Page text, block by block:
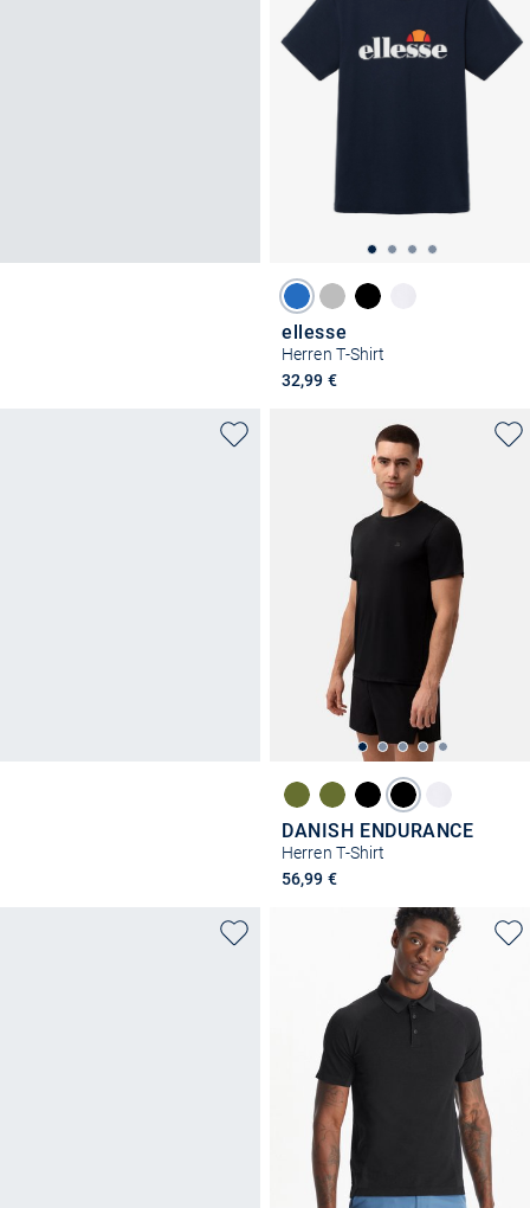
ellesse
Herren T-Shirt
32,99 €
DANISH ENDURANCE
Herren T-Shirt
56,99 €